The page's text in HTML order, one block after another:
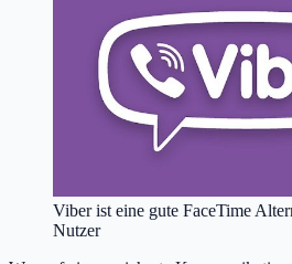
Viber ist eine gute FaceTime
Nutzer